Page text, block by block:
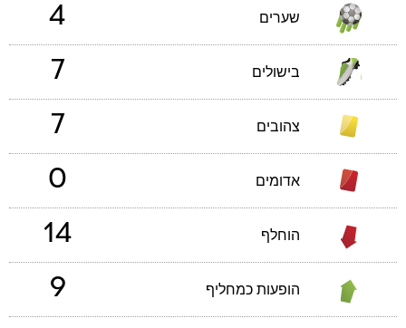
שערים 4
בישולים 7
צהובים 7
אדומים 0
הוחלף 14
הופעות כמחליף 9